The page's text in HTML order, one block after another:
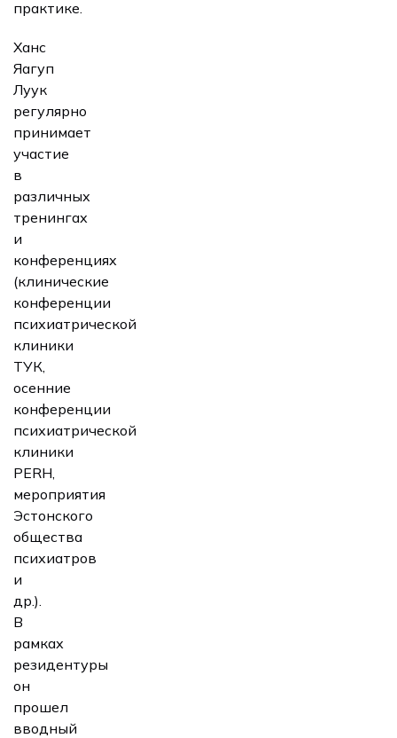
практике.
Ханс
Яагуп
Луук
регулярно
принимает
участие
в
различных
тренингах
и
конференциях
(клинические
конференции
психиатрической
клиники
ТУК,
осенние
конференции
психиатрической
клиники
PERH,
мероприятия
Эстонского
общества
психиатров
и
др.).
В
рамках
резидентуры
он
прошел
вводный